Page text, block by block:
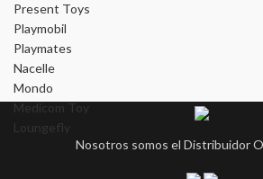
Present Toys
Playmobil
Playmates
Nacelle
Mondo
Medicom Toy
Loungefly
Nosotros somos el Distribuidor